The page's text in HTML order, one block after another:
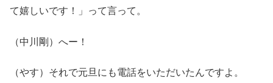
て嬉しいです！」って言って。
（中川剛）へー！
（やす）それで元旦にも電話をいただいたんですよ。